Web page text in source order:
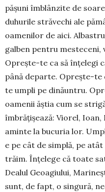
pășuni îmblânzite de
duhurile străvechi ale
oamenilor de aici.
galben pentru mesteceni,
Oprește-te ca să înțelegi
până departe. Oprește-te
te umpli pe dinăuntru.
oamenii ăștia cum se
îmbrățișează: Viorel,
aminte la bucuria lor.
e pe cât de simplă, pe
trăim. Înțelege că toate
Dealul Geoagiului,
sunt, de fapt, o singură,